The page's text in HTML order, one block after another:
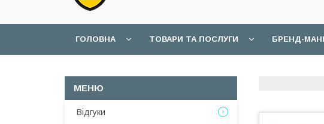
ГОЛОВНА ТОВАРИ ТА ПОСЛУГИ БРЕНД-
Відгуки